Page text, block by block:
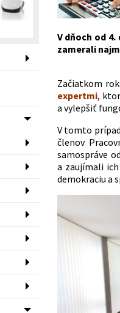
V dňoch od
zamerali
Začiatkom
expertmi,
a vylepšiť
V tomto
členov
samospráve
a zaujímali
demokraciu a